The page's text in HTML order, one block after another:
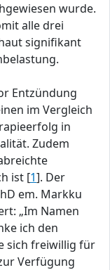
wurde.
alle drei
signifikant
Entzündung
im Vergleich
in
Zudem
ist [1]. Der
em. Markku
„Im Namen
ich den
sich freiwillig für
Verfügung